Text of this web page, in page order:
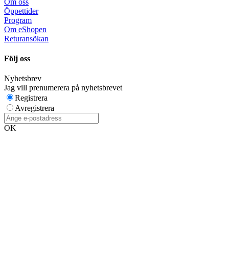
Öppettider
Program
Om eShopen
Returansökan
Följ oss
Nyhetsbrev
Jag vill prenumerera på nyhetsbrevet
Registrera
Avregistrera
OK